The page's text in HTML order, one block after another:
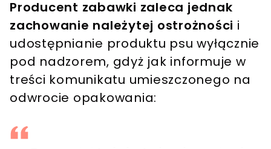
Producent zabawki zaleca jednak
zachowanie należytej ostrożności i
udostępnianie produktu psu wyłącznie
pod nadzorem, gdyż jak informuje w
treści komunikatu umieszczonego na
odwrocie opakowania: